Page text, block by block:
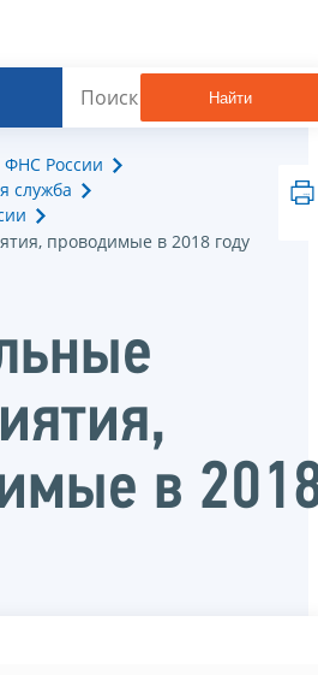
Найти
России
служба
проводимые в 2018 году
в